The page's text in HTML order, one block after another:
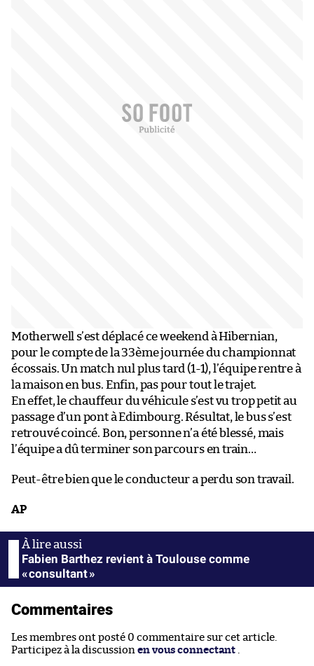
Motherwell s’est déplacé ce weekend à Hibernian,
pour le compte de la 33ème journée du championnat
écossais. Un match nul plus tard (1-1), l’équipe rentre à
la maison en bus. Enfin, pas pour tout le trajet.
En effet, le chauffeur du véhicule s’est vu trop petit au
passage d’un pont à Edimbourg. Résultat, le bus s’est
retrouvé coincé. Bon, personne n’a été blessé, mais
l’équipe a dû terminer son parcours en train…
Peut-être bien que le conducteur a perdu son travail.
AP
Fabien Barthez revient à Toulouse comme
« consultant »
Commentaires
Les membres ont posté 0 commentaire sur cet article.
Participez à la discussion en vous connectant